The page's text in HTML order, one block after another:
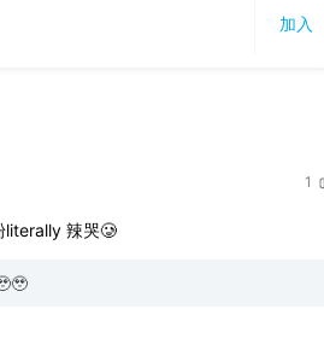
加入
1
literally 辣哭🥲